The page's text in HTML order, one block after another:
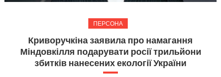
ПЕРСОНА
Криворучкіна заявила про намагання
Міндовкілля подарувати росії трильйони
збитків нанесених екології України